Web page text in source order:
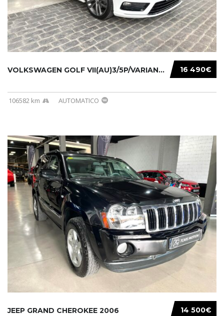
16 490€
VOLKSWAGEN GOLF VII(AU)3/5P/VARIANT(12-16 20...
106582 km AUTOMATICO
14 500€
JEEP GRAND CHEROKEE 2006